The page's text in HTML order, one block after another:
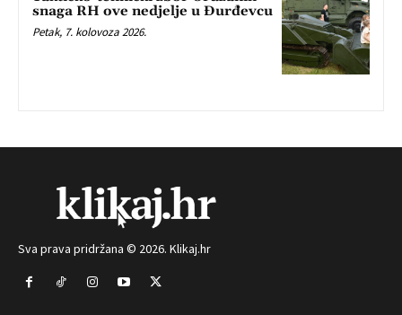
snaga RH ove nedjelje u Đurđevcu
Petak, 7. kolovoza 2026.
Sva prava pridržana © 2026. Klikaj.hr